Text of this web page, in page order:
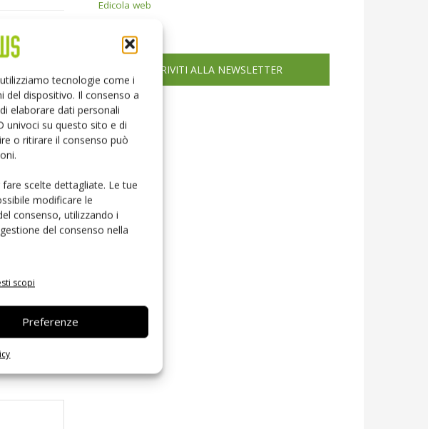
tecnologie come i
dispositivo. Il consenso a
elaborare dati personali
univoci su questo sito e di
o ritirare il consenso può
scelte dettagliate. Le tue
modificare le
consenso, utilizzando i
del consenso nella
scopi
Preferenze
DC: EPC
Edicola web
ISCRIVITI ALLA NEWSLETTER